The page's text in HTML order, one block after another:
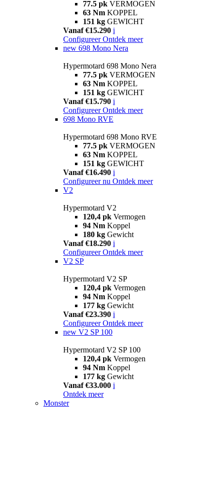
77.5 pk VERMOGEN
63 Nm KOPPEL
151 kg GEWICHT
Vanaf €15.290 i
Configureer Ontdek meer
new 698 Mono Nera
Hypermotard 698 Mono Nera
77.5 pk VERMOGEN
63 Nm KOPPEL
151 kg GEWICHT
Vanaf €15.790 i
Configureer Ontdek meer
698 Mono RVE
Hypermotard 698 Mono RVE
77.5 pk VERMOGEN
63 Nm KOPPEL
151 kg GEWICHT
Vanaf €16.490 i
Configureer nu Ontdek meer
V2
Hypermotard V2
120,4 pk Vermogen
94 Nm Koppel
180 kg Gewicht
Vanaf €18.290 i
Configureer Ontdek meer
V2 SP
Hypermotard V2 SP
120,4 pk Vermogen
94 Nm Koppel
177 kg Gewicht
Vanaf €23.390 i
Configureer Ontdek meer
new V2 SP 100
Hypermotard V2 SP 100
120,4 pk Vermogen
94 Nm Koppel
177 kg Gewicht
Vanaf €33.000 i
Ontdek meer
Monster